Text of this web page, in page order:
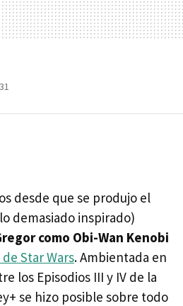
desde que se produjo el
demasiado inspirado)
como Obi-Wan Kenobi
Star Wars. Ambientada en
los Episodios III y IV de la
se hizo posible sobre todo